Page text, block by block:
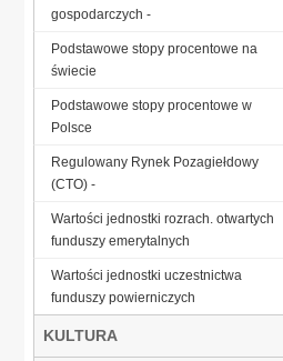
gospodarczych -
Podstawowe stopy procentowe na
świecie
Podstawowe stopy procentowe w
Polsce
Regulowany Rynek Pozagiełdowy
(CTO) -
Wartości jednostki rozrach. otwartych
funduszy emerytalnych
Wartości jednostki uczestnictwa
funduszy powierniczych
KULTURA